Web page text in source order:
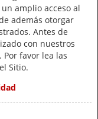
amplio acceso al
además otorgar
Antes de
con nuestros
favor lea las
Sitio.